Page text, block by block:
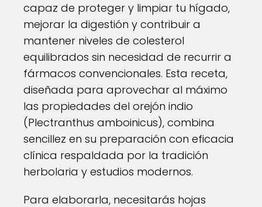
capaz de proteger y limpiar tu hígado,
mejorar la digestión y contribuir a
mantener niveles de colesterol
equilibrados sin necesidad de recurrir a
fármacos convencionales. Esta receta,
diseñada para aprovechar al máximo
las propiedades del orejón indio
(Plectranthus amboinicus), combina
sencillez en su preparación con eficacia
clínica respaldada por la tradición
herbolaria y estudios modernos.
Para elaborarla, necesitarás hojas